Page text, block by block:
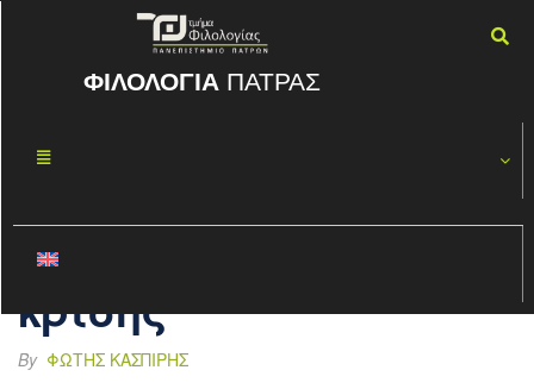
ΦΙΛΟΛΟΓΙΑ ΠΑΤΡΑΣ
31
(21ος αιώνας):
η πεζογραφία της
κρίσης
By ΦΏΤΗΣ ΚΑΣΠΊΡΗΣ